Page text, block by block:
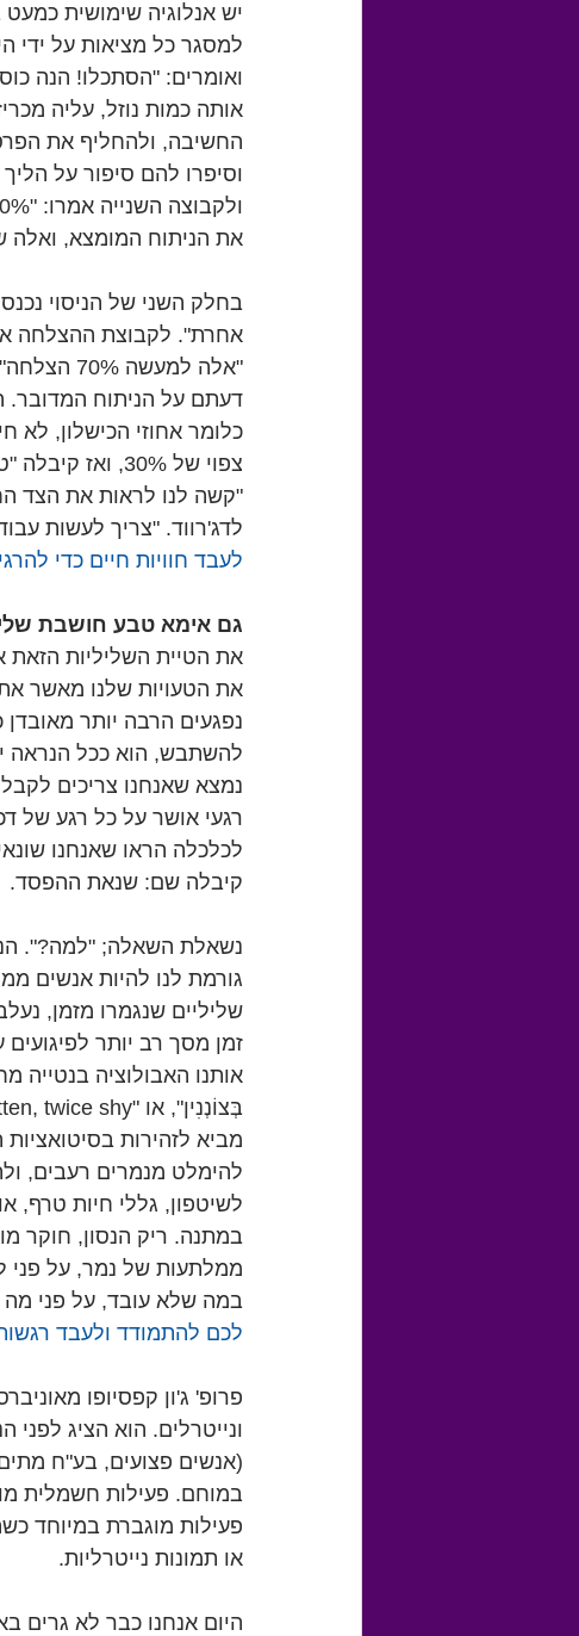
יש אנלוגיה שימושית
למסגר כל מציאות על ידי
ואומרים: "הסתכלו! הנה
אותה כמות נוזל, עליה
החשיבה, ולהחליף את
את הניתוח המומצא, ואלה
בחלק השני של הניסוי
"אלה
דעתם על הניתוח
כלומר אחוזי הכישלון, לא
צפוי של 30%,
"קשה לנו לראות את הצד
לדג'רווד. "צריך לעשות
לעבד חוויות חיים כדי
גם אימא טבע חושבת
את הטיית השליליות הזאת
את הטעויות שלנו מאשר
נפגעים הרבה יותר
להשתבש, הוא ככל הנראה
נמצא שאנחנו צריכים
רגעי אושר על כל רגע של
קיבלה שם: שנאת ההפסד.
נשאלת השאלה; "למה?".
גורמת לנו להיות אנשים
שליליים שנגמרו מזמן,
זמן מסך רב יותר
אותנו האבולוציה בנטייה
מביא לזהירות
להימלט מנמרים רעבים,
לשיטפון, גללי חיות טרף,
במתנה. ריק הנסון, חוקר
ממלתעות של נמר, על פני
במה שלא עובד, על פני מה
לכם להתמודד ולעבד
פרופ' ג'ון קפסיופו
ונייטרלים. הוא הציג
(אנשים פצועים, בע"ח
במוחם. פעילות חשמלית
פעילות מוגברת במיוחד
או תמונות נייטרליות.
היום אנחנו כבר לא גרים